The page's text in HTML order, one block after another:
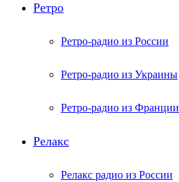
Ретро
Ретро-радио из России
Ретро-радио из Украины
Ретро-радио из Франции
Релакс
Релакс радио из России